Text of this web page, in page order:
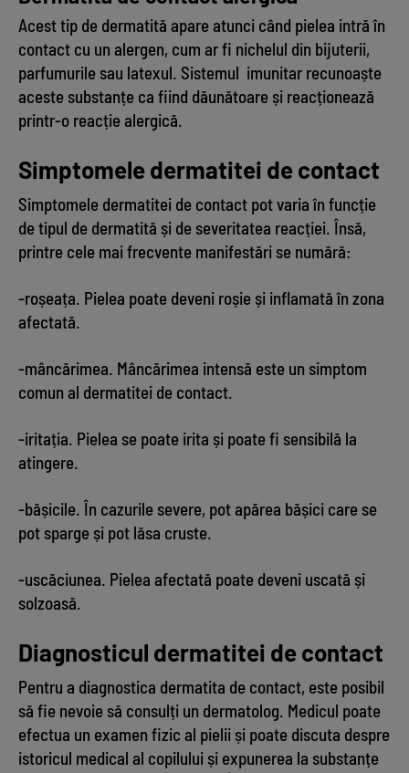
Acest tip de dermatită apare atunci când pielea intră în
contact cu un alergen, cum ar fi nichelul din bijuterii,
parfumurile sau latexul. Sistemul imunitar recunoaște
aceste substanțe ca fiind dăunătoare și reacționează
printr-o reacție alergică.
Simptomele dermatitei de contact
Simptomele dermatitei de contact pot varia în funcție
de tipul de dermatită și de severitatea reacției. Însă,
printre cele mai frecvente manifestări se numără:
-roșeața. Pielea poate deveni roșie și inflamată în zona
afectată.
-mâncărimea. Mâncărimea intensă este un simptom
comun al dermatitei de contact.
-iritația. Pielea se poate irita și poate fi sensibilă la
atingere.
-bășicile. În cazurile severe, pot apărea bășici care se
pot sparge și pot lăsa cruste.
-uscăciunea. Pielea afectată poate deveni uscată și
solzoasă.
Diagnosticul dermatitei de contact
Pentru a diagnostica dermatita de contact, este posibil
să fie nevoie să consulți un dermatolog. Medicul poate
efectua un examen fizic al pielii și poate discuta despre
istoricul medical al copilului și expunerea la substanțe